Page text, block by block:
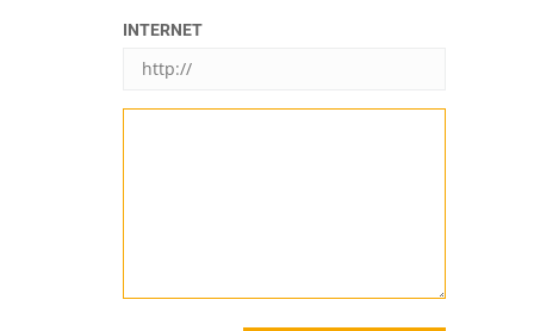
INTERNET